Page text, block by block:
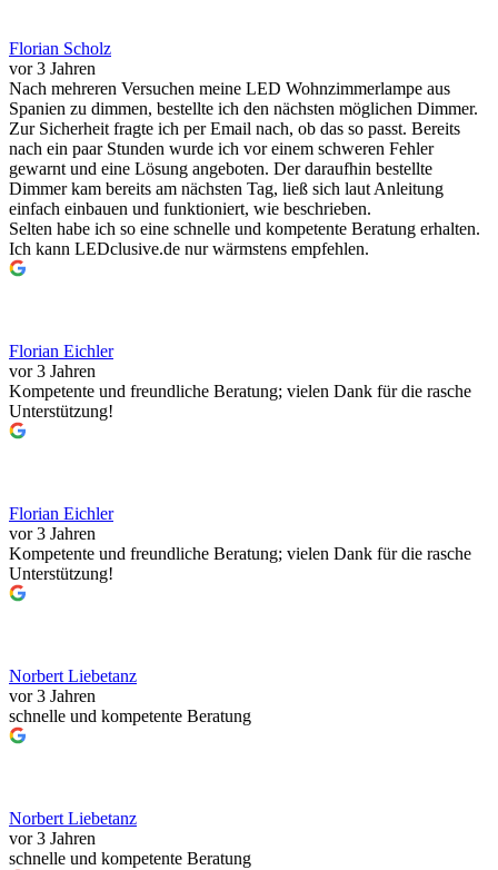
Florian Scholz
vor 3 Jahren
Nach mehreren Versuchen meine LED Wohnzimmerlampe aus
Spanien zu dimmen, bestellte ich den nächsten möglichen Dimmer.
Zur Sicherheit fragte ich per Email nach, ob das so passt. Bereits
nach ein paar Stunden wurde ich vor einem schweren Fehler
gewarnt und eine Lösung angeboten. Der daraufhin bestellte
Dimmer kam bereits am nächsten Tag, ließ sich laut Anleitung
einfach einbauen und funktioniert, wie beschrieben.
Selten habe ich so eine schnelle und kompetente Beratung erhalten.
Ich kann LEDclusive.de nur wärmstens empfehlen.
Florian Eichler
vor 3 Jahren
Kompetente und freundliche Beratung; vielen Dank für die rasche
Unterstützung!
Florian Eichler
vor 3 Jahren
Kompetente und freundliche Beratung; vielen Dank für die rasche
Unterstützung!
Norbert Liebetanz
vor 3 Jahren
schnelle und kompetente Beratung
Norbert Liebetanz
vor 3 Jahren
schnelle und kompetente Beratung